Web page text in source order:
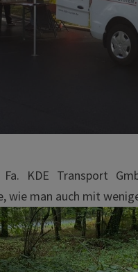
KDE Transport
wie man auch mit